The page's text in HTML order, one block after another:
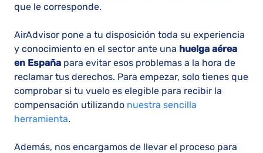
que le corresponde.
AirAdvisor pone a tu disposición toda su experiencia
y conocimiento en el sector ante una huelga aérea
en España para evitar esos problemas a la hora de
reclamar tus derechos. Para empezar, solo tienes que
comprobar si tu vuelo es elegible para recibir la
compensación utilizando nuestra sencilla
herramienta.
Además, nos encargamos de llevar el proceso para